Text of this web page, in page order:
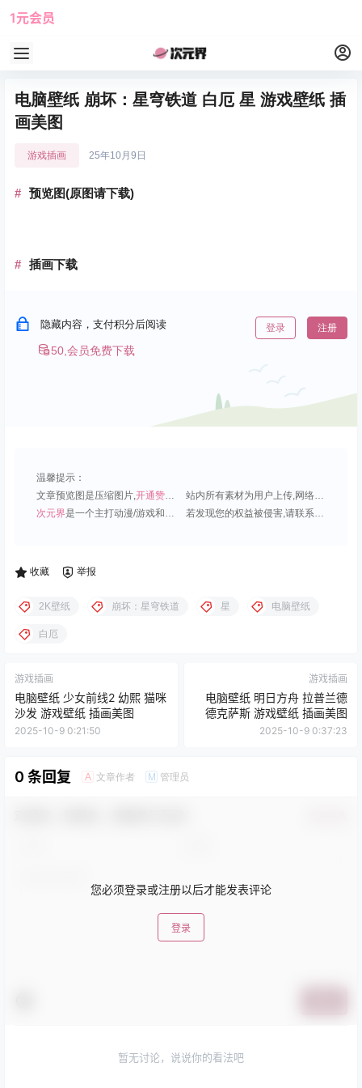
1元会员
电脑壁纸 崩坏：星穹铁道 白厄 星 游戏壁纸 插
画美图
游戏插画 25年10月9日
预览图(原图请下载)
插画下载
隐藏内容，支付积分后阅读
50,会员免费下载
登录 注册
温馨提示：
文章预览图是压缩图片,开通赞助会员 可免费下载超清原图;
站内所有素材为用户上传,网络分享或原创,请勿用于商业用途;
次元界是一个主打动漫/游戏和虚拟偶像角色的插画壁纸平台; 若发现您的权益被侵害,请联系QQ1815919191,我们尽快处理.
收藏 举报
2K壁纸 崩坏：星穹铁道 星 电脑壁纸
白厄
游戏插画
电脑壁纸 少女前线2 幼熙 猫咪
沙发 游戏壁纸 插画美图
2025-10-9 0:21:50
游戏插画
电脑壁纸 明日方舟 拉普兰德
德克萨斯 游戏壁纸 插画美图
2025-10-9 0:37:23
0 条回复 A 文章作者 M 管理员
您必须登录或注册以后才能发表评论
登录
暂无讨论，说说你的看法吧